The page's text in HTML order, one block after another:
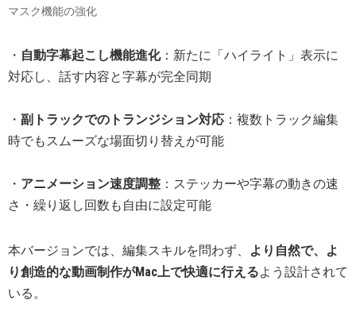
マスク機能の強化
・ 自動字幕起こし機能進化：新たに「ハイライト」表示に
対応し、話す内容と字幕が完全同期
・ 副トラックでのトランジション対応 ：複数トラック編集
時でもスムーズな場面切り替えが可能
・ アニメーション速度調整 ：ステッカーや字幕の動きの速
さ・繰り返し回数も自由に設定可能
本バージョンでは、編集スキルを問わず、
より自然で、よ
り創造的な動画制作がMac上で快適に行えるよう設計されて
いる。